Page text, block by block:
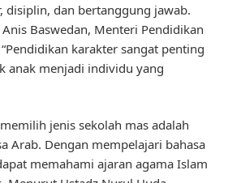
disiplin, dan bertanggung jawab.
Baswedan, Menteri Pendidikan
karakter sangat penting
anak menjadi individu yang
jenis sekolah mas adalah
Arab. Dengan mempelajari bahasa
memahami ajaran agama Islam